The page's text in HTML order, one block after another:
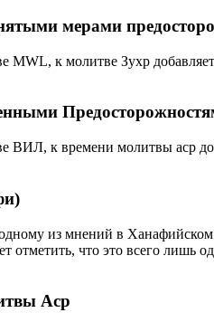
мерами
MWL, к молитве Зухр
ВИЛ, к времени молитвы аср
из мнений в Ханафийском
отметить, что это всего лишь
Аср